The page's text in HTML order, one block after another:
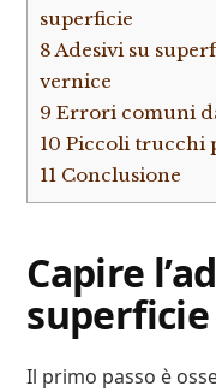
superficie
8 Adesivi su
vernice
9 Errori comuni
10 Piccoli trucchi
11 Conclusione
Capire
Il primo passo è